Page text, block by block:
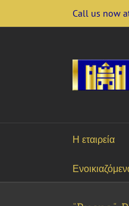
Call us now
Η εταιρεία